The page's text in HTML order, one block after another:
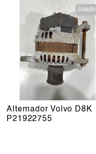
Usado
Alternador Volvo D8K
P21922755